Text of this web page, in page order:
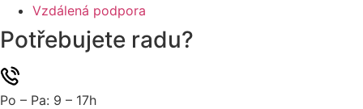
Vzdálená podpora
Potřebujete radu?
Po – Pa: 9 – 17h